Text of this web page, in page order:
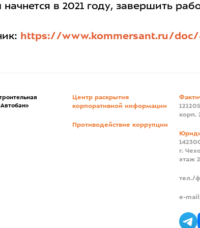
начнется в 2021 году, завершить
https://www.kommersant.ru/doc/
Центр раскрытия
корпоративной информации
Противодействие коррупции
корп.
г.
этаж
тел./
e-